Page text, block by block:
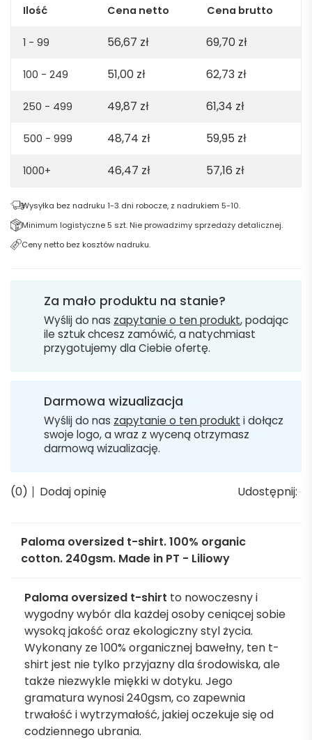
240gsm.
Ilość Cena netto Cena brutto
1 - 99 56,67 zł 69,70 zł
100 - 249 51,00 zł 62,73 zł
250 - 499 49,87 zł 61,34 zł
500 - 999 48,74 zł 59,95 zł
1000+ 46,47 zł 57,16 zł
Wysyłka bez nadruku 1-3 dni robocze, z nadrukiem 5-10.
Minimum logistyczne 5 szt. Nie prowadzimy sprzedaży detalicznej.
Ceny netto bez kosztów nadruku.
Za mało produktu na stanie?
Wyślij do nas zapytanie o ten produkt, podając
ile sztuk chcesz zamówić, a natychmiast
przygotujemy dla Ciebie ofertę.
Darmowa wizualizacja
Wyślij do nas zapytanie o ten produkt i dołącz
swoje logo, a wraz z wyceną otrzymasz
darmową wizualizację.
(0) Dodaj opinię Udostępnij:
Paloma oversized t-shirt. 100% organic
cotton. 240gsm. Made in PT - Liliowy
Paloma oversized t-shirt to nowoczesny i
wygodny wybór dla każdej osoby ceniącej sobie
wysoką jakość oraz ekologiczny styl życia.
Wykonany ze 100% organicznej bawełny, ten t-
shirt jest nie tylko przyjazny dla środowiska, ale
także niezwykle miękki w dotyku. Jego
gramatura wynosi 240gsm, co zapewnia
trwałość i wytrzymałość, jakiej oczekuje się od
codziennego ubrania.